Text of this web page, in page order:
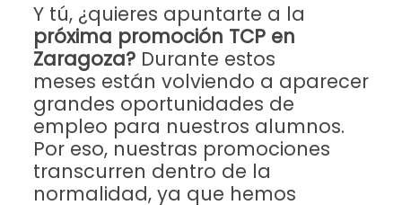
Y tú, ¿quieres apuntarte a la
próxima promoción TCP en
Zaragoza? Durante estos
meses están volviendo a aparecer
grandes oportunidades de
empleo para nuestros alumnos.
Por eso, nuestras promociones
transcurren dentro de la
normalidad, ya que hemos